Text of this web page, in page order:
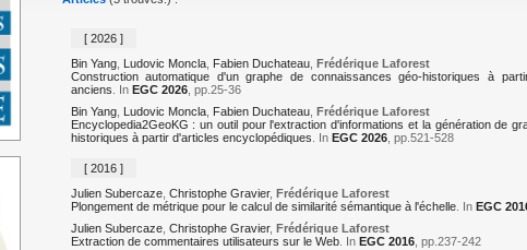
[ 2026 ]
Bin Yang, Ludovic Moncla, Fabien Duchateau, Frédérique Laforest
Construction automatique d'un graphe de connaissances géo-historiques à
anciens . In EGC 2026, pp.25-36
Bin Yang, Ludovic Moncla, Fabien Duchateau, Frédérique Laforest
Encyclopedia2GeoKG : un outil pour l'extraction d'informations et la génération de
historiques à partir d'articles encyclopédiques . In EGC 2026, pp.521-528
[ 2016 ]
Julien Subercaze, Christophe Gravier, Frédérique Laforest
Plongement de métrique pour le calcul de similarité sémantique à l'échelle. In EGC
Julien Subercaze, Christophe Gravier, Frédérique Laforest
Extraction de commentaires utilisateurs sur le Web. In EGC 2016, pp.237-242